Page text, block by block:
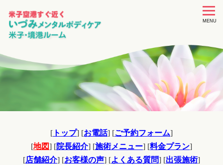
toggle
MENU
[ トップ] [お電話] [ご予約フォーム]
[地図] [院長紹介] [施術メニュー] [料金プラン]
[店舗紹介] [お客様の声] [よくある質問] [出張施術]